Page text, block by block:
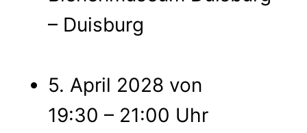
– Duisburg
5. April 2028 von
19:30 – 21:00 Uhr